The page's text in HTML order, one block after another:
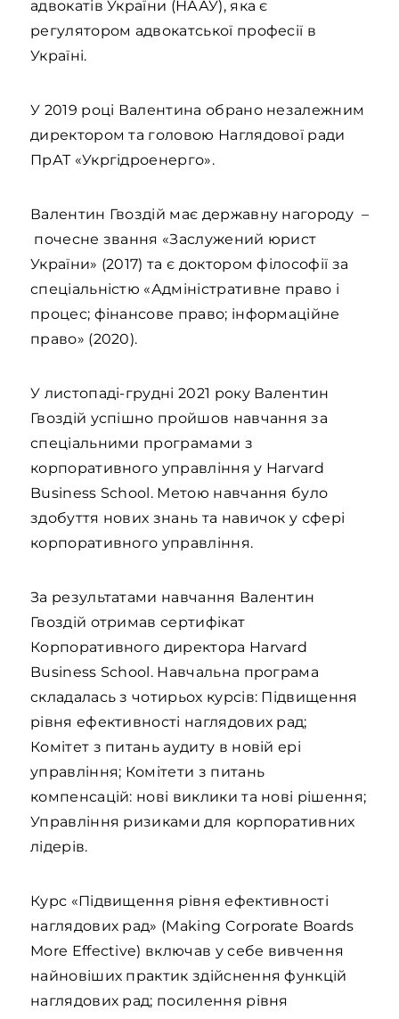
адвокатів України (НААУ), яка є
регулятором адвокатської професії в
Україні.
У 2019 році Валентина обрано незалежним
директором та головою Наглядової ради
ПрАТ «Укргідроенерго».
Валентин Гвоздій має державну нагороду –
почесне звання «Заслужений юрист
України» (2017) та є доктором філософії за
спеціальністю «Адміністративне право і
процес; фінансове право; інформаційне
право» (2020).
У листопаді-грудні 2021 року Валентин
Гвоздій успішно пройшов навчання за
спеціальними програмами з
корпоративного управління у Harvard
Business School. Метою навчання було
здобуття нових знань та навичок у сфері
корпоративного управління.
За результатами навчання Валентин
Гвоздій отримав сертифікат
Корпоративного директора Harvard
Business School. Навчальна програма
складалась з чотирьох курсів: Підвищення
рівня ефективності наглядових рад;
Комітет з питань аудиту в новій ері
управління; Комітети з питань
компенсацій: нові виклики та нові рішення;
Управління ризиками для корпоративних
лідерів.
Курс «Підвищення рівня ефективності
наглядових рад» (Making Corporate Boards
More Effective) включав у себе вивчення
найновіших практик здійснення функцій
наглядових рад; посилення рівня